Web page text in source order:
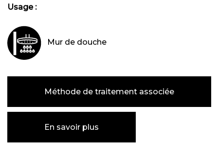
Usage :
Mur de douche
Méthode de traitement associée
En savoir plus